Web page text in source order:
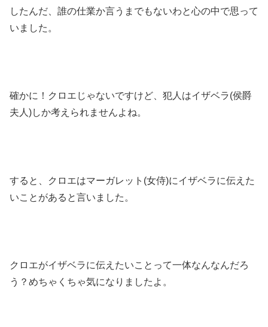
したんだ、誰の仕業か言うまでもないわと心の中で思って
いました。
確かに！クロエじゃないですけど、犯人はイザベラ(侯爵
夫人)しか考えられませんよね。
すると、クロエはマーガレット(女侍)にイザベラに伝えた
いことがあると言いました。
クロエがイザベラに伝えたいことって一体なんなんだろ
う？めちゃくちゃ気になりましたよ。